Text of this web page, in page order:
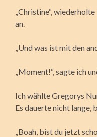
„Christine“,
an.
„Und was ist mit den
„Moment!“, sagte ich
Ich wählte Gregorys
Es dauerte nicht lange,
„Boah, bist du jetzt